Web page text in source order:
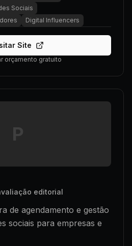
Sociais
Digital Influencers
Site
orçamento gratuito
P
editorial
de agendamento e gestão
sociais para empresas e